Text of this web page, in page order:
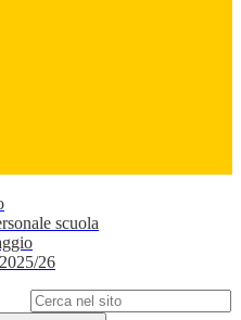
scuola
26